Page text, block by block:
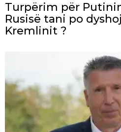
Turpërim për
Rusisë tani po
Kremlinit ?